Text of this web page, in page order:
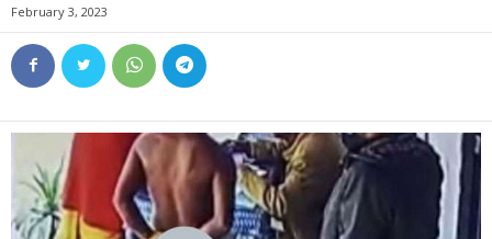
February 3, 2023